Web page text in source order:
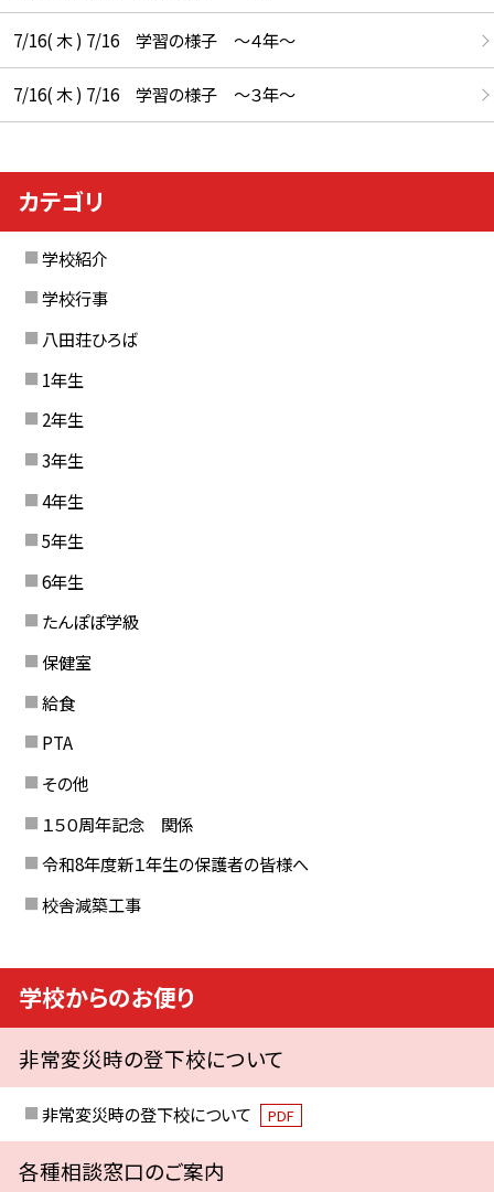
7/16( 木 ) 7/16 学習の様子 ～４年～
7/16( 木 ) 7/16 学習の様子 ～３年～
カテゴリ
学校紹介
学校行事
八田荘ひろば
1年生
2年生
3年生
4年生
5年生
6年生
たんぽぽ学級
保健室
給食
PTA
その他
１５０周年記念 関係
令和8年度新１年生の保護者の皆様へ
校舎減築工事
学校からのお便り
非常変災時の登下校について
非常変災時の登下校について PDF
各種相談窓口のご案内